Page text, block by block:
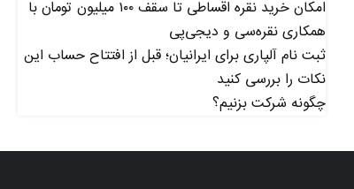
امکان خرید نقره اقساطی تا سقف ۱۰۰ میلیون تومان با
همکاری نقره‌سی و دیجی‌پی
ثبت نام آلپاری برای ایرانیان؛ قبل از افتتاح حساب این
نکات را بررسی کنید
چگونه شرکت بزنیم؟